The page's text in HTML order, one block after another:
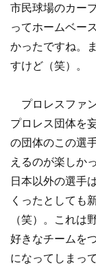
市民球場のカー
ってホームベー
かったですね。
すけど（笑）。
プロレスファ
プロレス団体を
の団体のこの選
えるのが楽しか
日本以外の選手
くったとしても
（笑）。これは
好きなチームを
になってしまっ